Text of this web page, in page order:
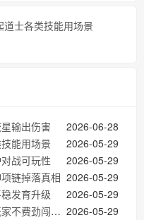
士各类技能用场景
2026-06-28
输出伤害
2026-05-29
能用场景
2026-05-29
战可玩性
2026-05-29
链掉落真相
2026-05-29
发育升级
2026-05-29
荡玛法大陆